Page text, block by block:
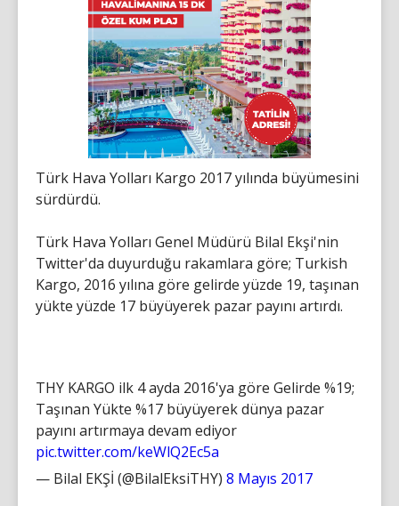
Türk Hava Yolları Kargo 2017 yılında büyümesini
sürdürdü.
Türk Hava Yolları Genel Müdürü Bilal Ekşi'nin
Twitter'da duyurduğu rakamlara göre; Turkish
Kargo, 2016 yılına göre gelirde yüzde 19, taşınan
yükte yüzde 17 büyüyerek pazar payını artırdı.
THY KARGO ilk 4 ayda 2016'ya göre Gelirde %19;
Taşınan Yükte %17 büyüyerek dünya pazar
payını artırmaya devam ediyor
pic.twitter.com/keWlQ2Ec5a
— Bilal EKŞİ (@BilalEksiTHY) 8 Mayıs 2017